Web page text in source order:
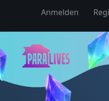
Anmelden